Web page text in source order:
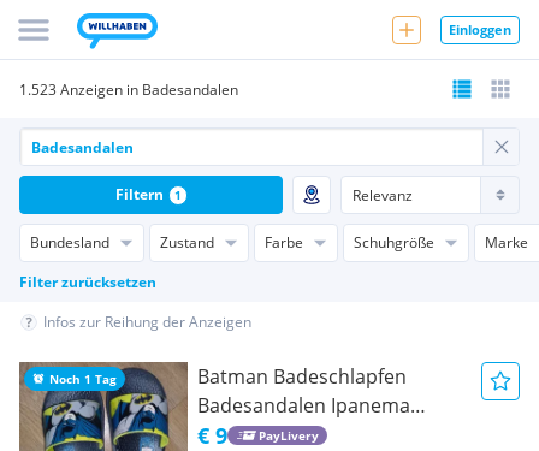
Einloggen
1.523 Anzeigen in Badesandalen
Bundesland Zustand Farbe Schuhgröße
Marke
Filter zurücksetzen
Filtern 1
Infos zur Reihung der Anzeigen
Noch 1 Tag
Batman Badeschlapfen
Badesandalen Ipanema
Badesandalen Badeschuhe
€ 9 PayLivery